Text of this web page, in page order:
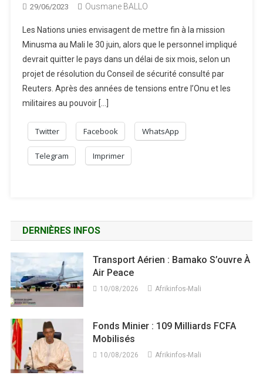
29/06/2023 Ousmane BALLO
Les Nations unies envisagent de mettre fin à la mission
Minusma au Mali le 30 juin, alors que le personnel impliqué
devrait quitter le pays dans un délai de six mois, selon un
projet de résolution du Conseil de sécurité consulté par
Reuters. Après des années de tensions entre l’Onu et les
militaires au pouvoir […]
Twitter Facebook WhatsApp
Telegram Imprimer
DERNIÈRES INFOS
Transport Aérien : Bamako S’ouvre À
Air Peace
10/08/2026 Afrikinfos-Mali
Fonds Minier : 109 Milliards FCFA
Mobilisés
10/08/2026 Afrikinfos-Mali